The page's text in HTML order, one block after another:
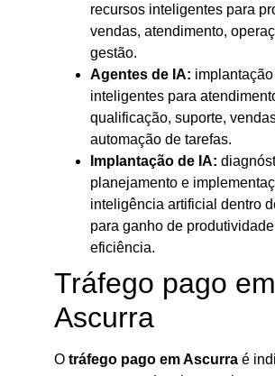
recursos inteligentes para
vendas, atendimento,
gestão.
Agentes de IA:
inteligentes para
qualificação, suporte,
automação de tarefas.
Implantação de IA:
planejamento e
inteligência artificial dentro
para ganho de
eficiência.
Tráfego pago em
Ascurra
O tráfego pago em Ascurra é